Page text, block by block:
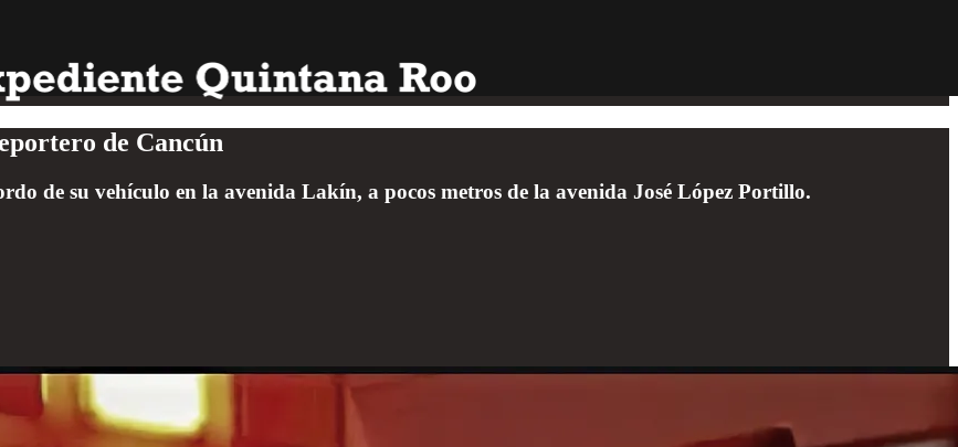
de Cancún
de su vehículo en la avenida Lakín, a pocos metros de la avenida José López Portillo.